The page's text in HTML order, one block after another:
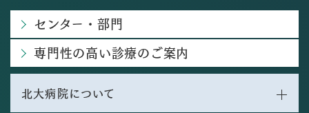
センター・部門
専門性の高い診療のご案内
北大病院について